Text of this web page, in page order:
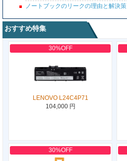
ノートブックのリークの理由と解決策
おすすめ特集
30%OFF
LENOVO L24C4P71
104,000 円
30%OFF